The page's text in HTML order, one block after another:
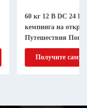
60 кг 12 В DC 24 В
кемпинга на
Путешествия
внедорожный
Получите